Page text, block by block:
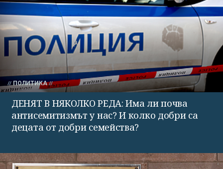
ПОЛИТИКА
ДЕНЯТ В НЯКОЛКО РЕДА: Има ли почва
антисемитизмът у нас? И колко добри са
децата от добри семейства?